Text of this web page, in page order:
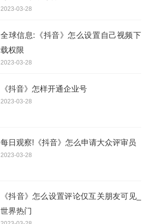
2023-03-28
全球信息:《抖音》怎么设置自己视频下
载权限
2023-03-28
《抖音》怎样开通企业号
2023-03-28
每日观察!《抖音》怎么申请大众评审员
2023-03-28
《抖音》怎么设置评论仅互关朋友可见_
世界热门